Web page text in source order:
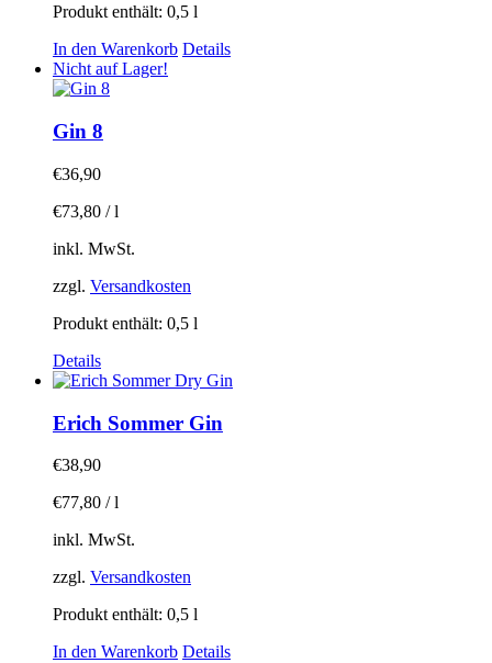
Produkt enthält: 0,5 l
In den Warenkorb Details
Nicht auf Lager!
Gin 8
€36,90
€73,80 /l
inkl. MwSt.
zzgl. Versandkosten
Produkt enthält: 0,5 l
Details
Erich Sommer Gin
€38,90
€77,80 /l
inkl. MwSt.
zzgl. Versandkosten
Produkt enthält: 0,5 l
In den Warenkorb Details